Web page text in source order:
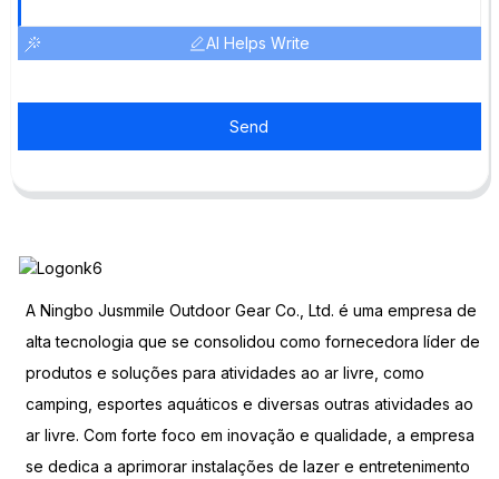
AI Helps Write
Send
A Ningbo Jusmmile Outdoor Gear Co., Ltd. é uma empresa de
alta tecnologia que se consolidou como fornecedora líder de
produtos e soluções para atividades ao ar livre, como
camping, esportes aquáticos e diversas outras atividades ao
ar livre. Com forte foco em inovação e qualidade, a empresa
se dedica a aprimorar instalações de lazer e entretenimento